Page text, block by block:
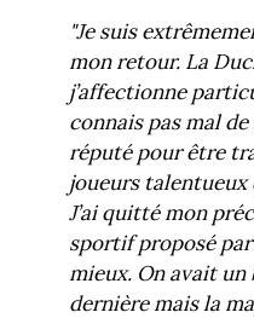
"Je suis
mon retour. La
j’affectionne
connais pas mal
réputé pour être
joueurs talentueux
J’ai quitté mon
sportif proposé par
mieux. On avait un
dernière mais la